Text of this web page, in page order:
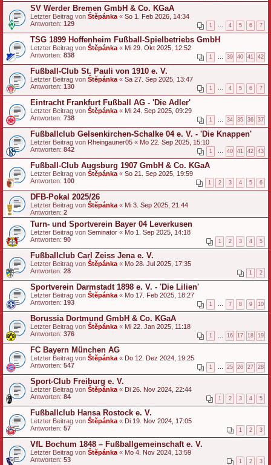
SV Werder Bremen GmbH & Co. KGaA
Letzter Beitrag von Štěpánka « So 1. Feb 2026, 14:34
Antworten: 129 1 4 5 6 7
TSG 1899 Hoffenheim Fußball-Spielbetriebs GmbH
Letzter Beitrag von Štěpánka « Mi 29. Okt 2025, 12:52
Antworten: 838 1 39 40 41 42
Fußball-Club St. Pauli von 1910 e. V.
Letzter Beitrag von Štěpánka « Sa 27. Sep 2025, 13:47
Antworten: 130 1 4 5 6 7
Eintracht Frankfurt Fußball AG - 'Die Adler'
Letzter Beitrag von Štěpánka « Mi 24. Sep 2025, 09:29
Antworten: 738 1 34 35 36 37
Fußballclub Gelsenkirchen‑Schalke 04 e. V. - 'Die Knappen'
Letzter Beitrag von Rheingauner05 « Mo 22. Sep 2025, 15:10
Antworten: 842 1 40 41 42 43
Fußball-Club Augsburg 1907 GmbH & Co. KGaA
Letzter Beitrag von Štěpánka « So 21. Sep 2025, 19:59
Antworten: 100 1 2 3 4 5 6
DFB-Pokal 2025/26
Letzter Beitrag von Štěpánka « Mi 3. Sep 2025, 21:44
Antworten: 2
Turn- und Sportverein Bayer 04 Leverkusen
Letzter Beitrag von Seminator « Mo 1. Sep 2025, 14:18
Antworten: 90 1 2 3 4 5
Fußballclub Carl Zeiss Jena e. V.
Letzter Beitrag von Štěpánka « Mo 28. Jul 2025, 17:35
Antworten: 28 1 2
Sportverein Darmstadt 1898 e. V. - 'Die Lilien'
Letzter Beitrag von Štěpánka « Mo 17. Feb 2025, 18:27
Antworten: 193 1 7 8 9 10
Borussia Dortmund GmbH & Co. KGaA
Letzter Beitrag von Štěpánka « Mi 22. Jan 2025, 11:18
Antworten: 376 1 16 17 18 19
FC Bayern München AG
Letzter Beitrag von Štěpánka « Do 12. Dez 2024, 19:25
Antworten: 547 1 25 26 27 28
Sport-Club Freiburg e. V.
Letzter Beitrag von Štěpánka « Di 26. Nov 2024, 22:44
Antworten: 84 1 2 3 4 5
Fußballclub Hansa Rostock e. V.
Letzter Beitrag von Štěpánka « Di 19. Nov 2024, 17:05
Antworten: 57 1 2 3
VfL Bochum 1848 – Fußballgemeinschaft e. V.
Letzter Beitrag von Štěpánka « Mo 4. Nov 2024, 13:59
Antworten: 53 1 2 3